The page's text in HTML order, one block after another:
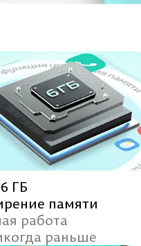
ГБ
памяти
работа
раньше